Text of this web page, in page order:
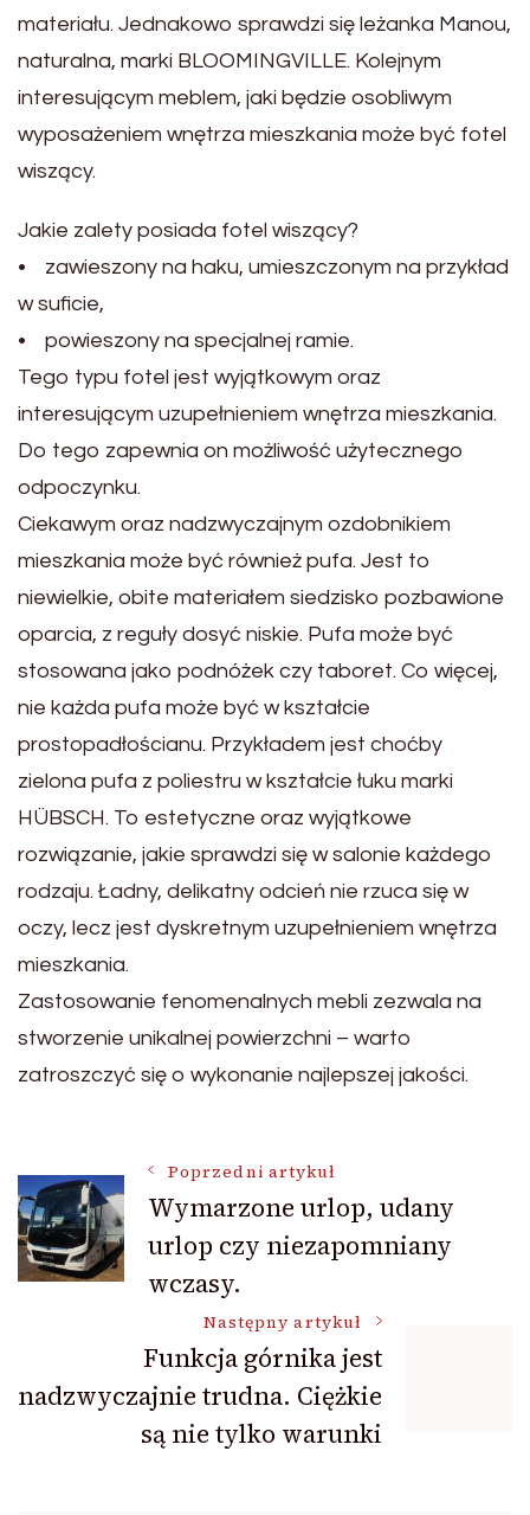
materiału. Jednakowo sprawdzi się leżanka Manou,
naturalna, marki BLOOMINGVILLE. Kolejnym
interesującym meblem, jaki będzie osobliwym
wyposażeniem wnętrza mieszkania może być fotel
wiszący.
Jakie zalety posiada fotel wiszący?
• zawieszony na haku, umieszczonym na przykład
w suficie,
• powieszony na specjalnej ramie.
Tego typu fotel jest wyjątkowym oraz
interesującym uzupełnieniem wnętrza mieszkania.
Do tego zapewnia on możliwość użytecznego
odpoczynku.
Ciekawym oraz nadzwyczajnym ozdobnikiem
mieszkania może być również pufa. Jest to
niewielkie, obite materiałem siedzisko pozbawione
oparcia, z reguły dosyć niskie. Pufa może być
stosowana jako podnóżek czy taboret. Co więcej,
nie każda pufa może być w kształcie
prostopadłościanu. Przykładem jest choćby
zielona pufa z poliestru w kształcie łuku marki
HÜBSCH. To estetyczne oraz wyjątkowe
rozwiązanie, jakie sprawdzi się w salonie każdego
rodzaju. Ładny, delikatny odcień nie rzuca się w
oczy, lecz jest dyskretnym uzupełnieniem wnętrza
mieszkania.
Zastosowanie fenomenalnych mebli zezwala na
stworzenie unikalnej powierzchni – warto
zatroszczyć się o wykonanie najlepszej jakości.
Nawigacja
wpisu
Poprzedni artykuł
Wymarzone urlop, udany
urlop czy niezapomniany
wczasy.
Następny artykuł
Funkcja górnika jest
nadzwyczajnie trudna. Ciężkie
są nie tylko warunki